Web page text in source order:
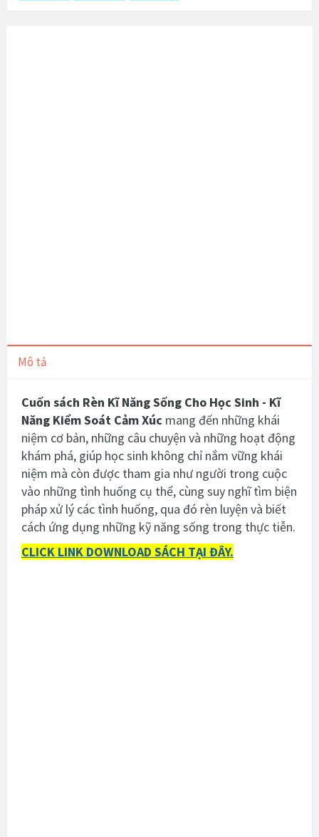
Mô tả
Cuốn sách Rèn Kĩ Năng Sống Cho Học Sinh - Kĩ
Năng Kiểm Soát Cảm Xúc mang đến những khái
niệm cơ bản, những câu chuyện và những hoạt động
khám phá, giúp học sinh không chỉ nắm vững khái
niệm mà còn được tham gia như người trong cuộc
vào những tình huống cụ thể, cùng suy nghĩ tìm biện
pháp xử lý các tình huống, qua đó rèn luyện và biết
cách ứng dụng những kỹ năng sống trong thực tiễn.
CLICK LINK DOWNLOAD SÁCH TẠI ĐÂY.